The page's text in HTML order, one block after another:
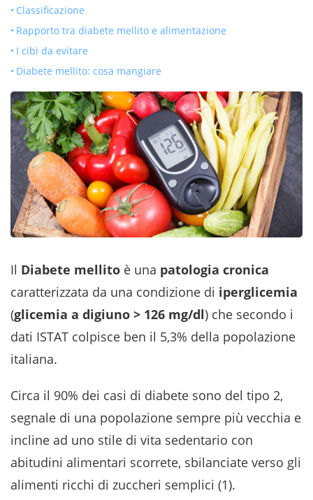
Classificazione
Rapporto tra diabete mellito e alimentazione
I cibi da evitare
Diabete mellito: cosa mangiare
Il Diabete mellito è una patologia cronica
caratterizzata da una condizione di iperglicemia
(glicemia a digiuno > 126 mg/dl) che secondo i
dati ISTAT colpisce ben il 5,3% della popolazione
italiana.
Circa il 90% dei casi di diabete sono del tipo 2,
segnale di una popolazione sempre più vecchia e
incline ad uno stile di vita sedentario con
abitudini alimentari scorrete, sbilanciate verso gli
alimenti ricchi di zuccheri semplici (1).